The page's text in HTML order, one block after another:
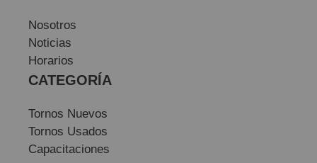
Nosotros
Noticias
Horarios
CATEGORÍA
Tornos Nuevos
Tornos Usados
Capacitaciones